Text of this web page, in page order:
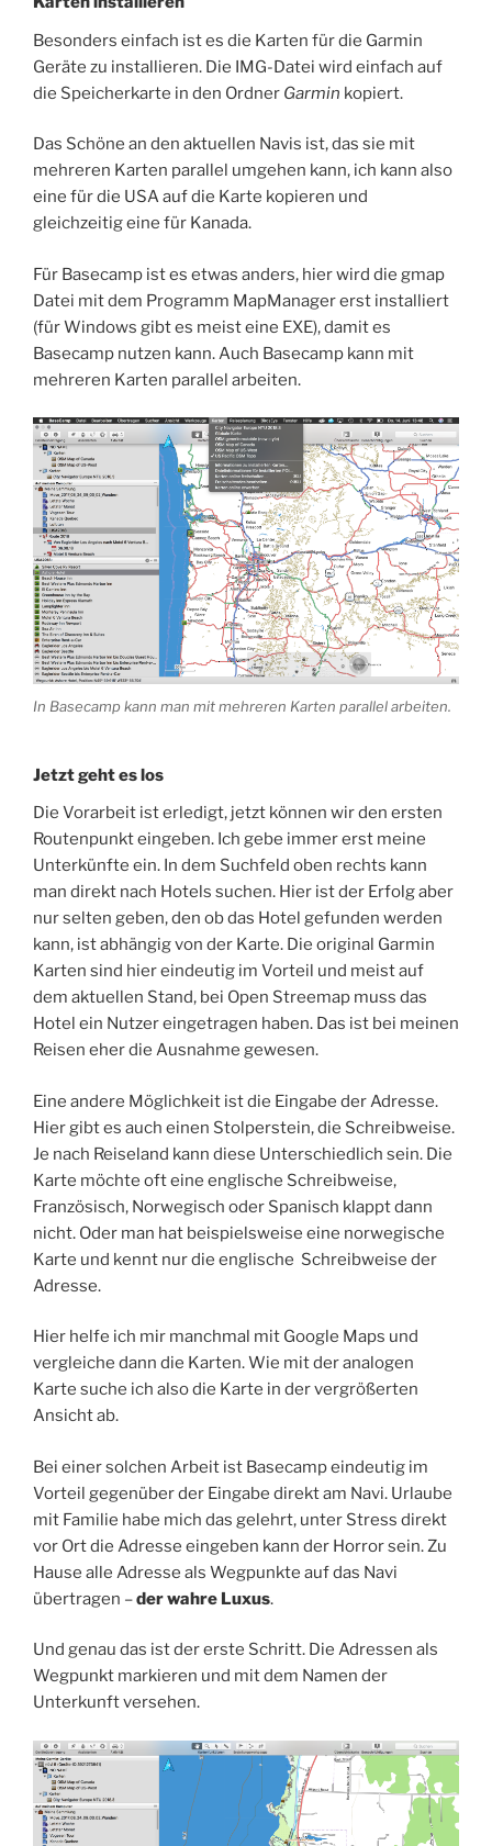
Besonders einfach ist es die Karten für die Garmin
Geräte zu installieren. Die IMG-Datei wird einfach auf
die Speicherkarte in den Ordner Garmin kopiert.
Das Schöne an den aktuellen Navis ist, das sie mit
mehreren Karten parallel umgehen kann, ich kann also
eine für die USA auf die Karte kopieren und
gleichzeitig eine für Kanada.
Für Basecamp ist es etwas anders, hier wird die gmap
Datei mit dem Programm MapManager erst installiert
(für Windows gibt es meist eine EXE), damit es
Basecamp nutzen kann. Auch Basecamp kann mit
mehreren Karten parallel arbeiten.
In Basecamp kann man mit mehreren Karten parallel arbeiten.
Jetzt geht es los
Die Vorarbeit ist erledigt, jetzt können wir den ersten
Routenpunkt eingeben. Ich gebe immer erst meine
Unterkünfte ein. In dem Suchfeld oben rechts kann
man direkt nach Hotels suchen. Hier ist der Erfolg aber
nur selten geben, den ob das Hotel gefunden werden
kann, ist abhängig von der Karte. Die original Garmin
Karten sind hier eindeutig im Vorteil und meist auf
dem aktuellen Stand, bei Open Streemap muss das
Hotel ein Nutzer eingetragen haben. Das ist bei meinen
Reisen eher die Ausnahme gewesen.
Eine andere Möglichkeit ist die Eingabe der Adresse.
Hier gibt es auch einen Stolperstein, die Schreibweise.
Je nach Reiseland kann diese Unterschiedlich sein. Die
Karte möchte oft eine englische Schreibweise,
Französisch, Norwegisch oder Spanisch klappt dann
nicht. Oder man hat beispielsweise eine norwegische
Karte und kennt nur die englische Schreibweise der
Adresse.
Hier helfe ich mir manchmal mit Google Maps und
vergleiche dann die Karten. Wie mit der analogen
Karte suche ich also die Karte in der vergrößerten
Ansicht ab.
Bei einer solchen Arbeit ist Basecamp eindeutig im
Vorteil gegenüber der Eingabe direkt am Navi. Urlaube
mit Familie habe mich das gelehrt, unter Stress direkt
vor Ort die Adresse eingeben kann der Horror sein. Zu
Hause alle Adresse als Wegpunkte auf das Navi
übertragen –der wahre Luxus.
Und genau das ist der erste Schritt. Die Adressen als
Wegpunkt markieren und mit dem Namen der
Unterkunft versehen.